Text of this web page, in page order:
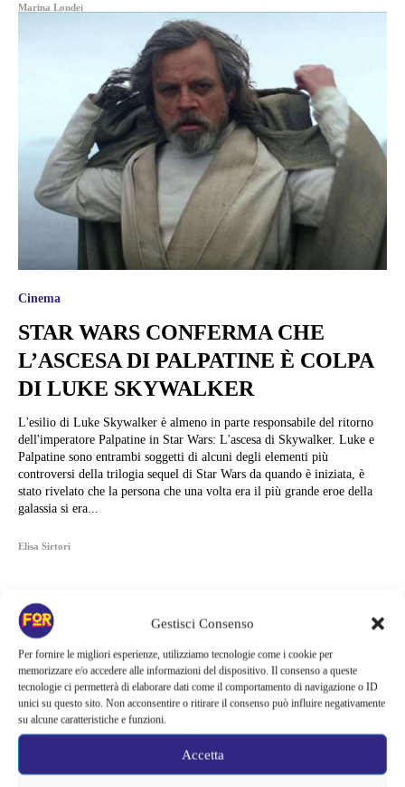
Gestisci Consenso
Per fornire le migliori esperienze, utilizziamo tecnologie come i cookie per
memorizzare e/o accedere alle informazioni del dispositivo. Il consenso a queste
tecnologie ci permetterà di elaborare dati come il comportamento di navigazione o ID
unici su questo sito. Non acconsentire o ritirare il consenso può influire negativamente
su alcune caratteristiche e funzioni.
Accetta
Marina Londei
Cinema
STAR WARS CONFERMA CHE
L’ASCESA DI PALPATINE È COLPA
DI LUKE SKYWALKER
L'esilio di Luke Skywalker è almeno in parte responsabile del ritorno
dell'imperatore Palpatine in Star Wars: L'ascesa di Skywalker. Luke e
Palpatine sono entrambi soggetti di alcuni degli elementi più
controversi della trilogia sequel di Star Wars da quando è iniziata, è
stato rivelato che la persona che una volta era il più grande eroe della
galassia si era...
Elisa Sirtori